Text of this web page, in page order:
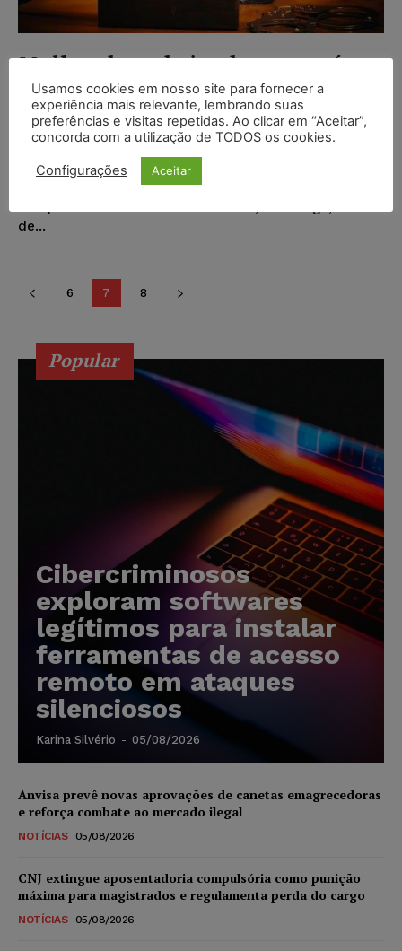
Mulher de embaixador grego é
transferida para presídio de
Bangu
DIREITO PENAL Wilson Roberto - 31/12/2016
Françoise Amiridis, mulher do embaixador da Grécia
no Brasil, Kyriakos Amiridis, foi transferida para o
de...
6 7 8
Popular
Cibercriminosos
exploram softwares
legítimos para instalar
ferramentas de acesso
remoto em ataques
silenciosos
Karina Silvério - 05/08/2026
Anvisa prevê novas aprovações de canetas emagrecedoras
e reforça combate ao mercado ilegal
NOTÍCIAS 05/08/2026
CNJ extingue aposentadoria compulsória como punição
máxima para magistrados e regulamenta perda do cargo
NOTÍCIAS 05/08/2026
Usamos cookies em nosso site para fornecer a
experiência mais relevante, lembrando suas
preferências e visitas repetidas. Ao clicar em “Aceitar”,
concorda com a utilização de TODOS os cookies.
Configurações Aceitar